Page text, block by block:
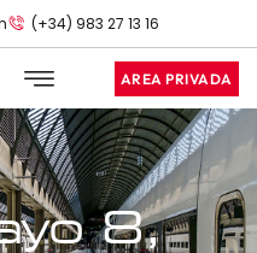
(+34) 983 27 13 16
AREA PRIVADA
8,